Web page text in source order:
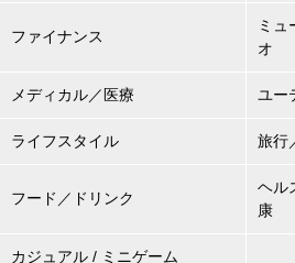
ファイナンス
ミュ
オ
メディカル／医療 ユー
ライフスタイル 旅行
フード／ドリンク
ヘル
康
カジュアル / ミニゲーム